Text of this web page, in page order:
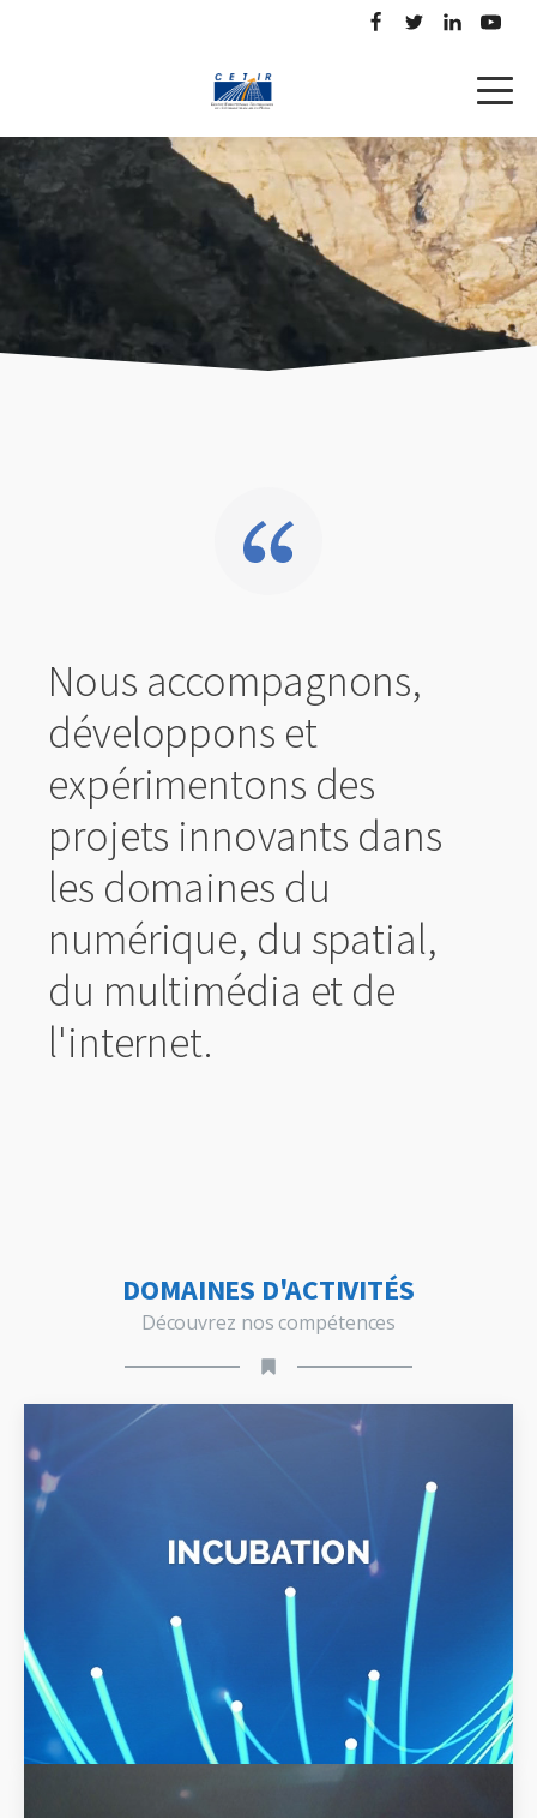
Nous accompagnons,
développons et
expérimentons des
projets innovants dans
les domaines du
numérique, du spatial,
du multimédia et de
l'internet.
DOMAINES D'ACTIVITÉS
Découvrez nos compétences